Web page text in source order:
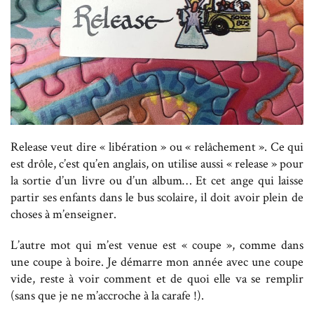
Release veut dire « libération » ou « relâchement ». Ce qui
est drôle, c’est qu’en anglais, on utilise aussi « release » pour
la sortie d’un livre ou d’un album… Et cet ange qui laisse
partir ses enfants dans le bus scolaire, il doit avoir plein de
choses à m’enseigner.
L’autre mot qui m’est venue est « coupe », comme dans
une coupe à boire. Je démarre mon année avec une coupe
vide, reste à voir comment et de quoi elle va se remplir
(sans que je ne m’accroche à la carafe !).